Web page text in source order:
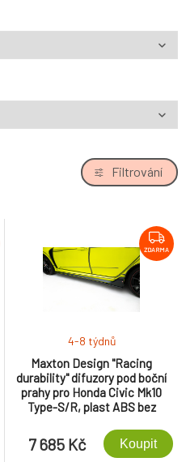
Filtrování
ZDARMA
Maxton Design "Racing
durability" difuzory pod boční
prahy pro Honda Civic Mk10
Type-S/R, plast ABS bez
linkou
4-8 týdnů
7 685 Kč Koupit